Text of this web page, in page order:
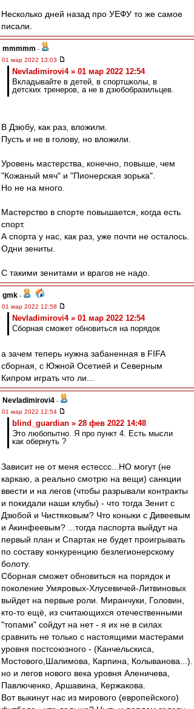
Несколько дней назад про УЕФУ то же самое
писали.
mmmmm -
01 мар 2022 13:03
Nevladimirovi4 » 01 мар 2022 12:54
Вкладывайте в детей, в спортшколы, в
детских тренеров, а не в дзюбобразильцев.
В Дзюбу, как раз, вложили.
Пусть и не в голову, но вложили.
Уровень мастерства, конечно, повыше, чем
"Кожаный мяч" и "Пионерская зорька".
Но не на много.
Мастерство в спорте повышается, когда есть
спорт.
А спорта у нас, как раз, уже почти не осталось.
Одни зениты.
С такими зенитами и врагов не надо.
gmk -
01 мар 2022 12:58
Nevladimirovi4 » 01 мар 2022 12:54
Сборная сможет обновиться на порядок
а зачем теперь нужна забаненная в FIFA
сборная, с Южной Осетией и Северным
Кипром играть что ли...
Nevladimirovi4 -
01 мар 2022 12:54
blind_guardian » 28 фев 2022 14:48
Это любопытно. Я про пункт 4. Есть мысли
как обернуть ?
Зависит не от меня естессс...НО могут (не
каркаю, а реально смотрю на вещи) санкции
ввести и на легов (чтобы разрывали контракты
и покидали наши клубы) - что тогда Зенит с
Дзюбой и Чистяковым? Что коныки с Дивеевым
и Акинфеевым? ...тогда паспорта выйдут на
первый план и Спартак не будет проигрывать
по составу конкуренцию безлегионерскому
болоту.
Сборная сможет обновиться на порядок и
поколение Умяровых-Хлусевичей-Литвиновых
выйдет на первые роли. Миранчуки, Головин,
кто-то ещё, из считающихся отечественными
"топами" сойдут на нет - я их не в силах
сравнить не только с настоящими мастерами
уровня постсоюзного - (Канчельскиса,
Мостового,Шалимова, Карпина, Колыванова...).
но и легов нового века уровня Аленичева,
Павлюченко, Аршавина, Кержакова.
Вот выкинут нас из мирового (европейского)